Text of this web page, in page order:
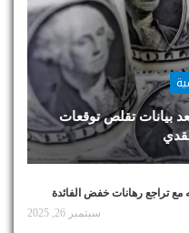
بيانات تقلص توقعات
مع تراجع رهانات خفض الفائدة
سبتمبر 26, 2025